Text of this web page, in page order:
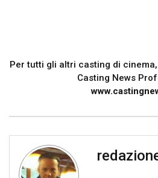
Per tutti gli altri casting di
Casting News